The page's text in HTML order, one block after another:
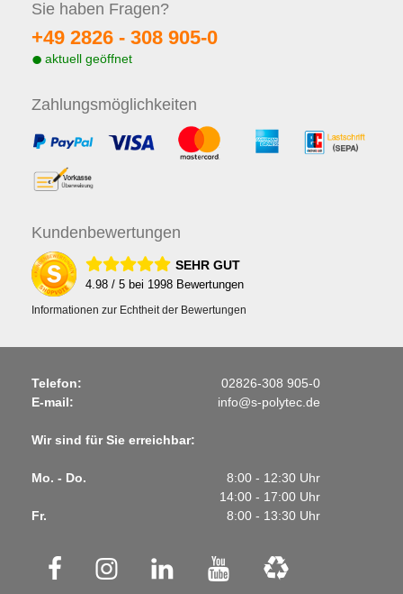
Sie haben Fragen?
+49 2826 - 308 905-0
aktuell geöffnet
Zahlungsmöglichkeiten
Kundenbewertungen
SEHR GUT
4.98 / 5 bei 1998 Bewertungen
Informationen zur Echtheit der Bewertungen
Telefon:
02826-308 905-0
E-mail:
info@s-polytec.de
Wir sind für Sie erreichbar:
Mo. - Do.
8:00 - 12:30 Uhr
14:00 - 17:00 Uhr
Fr.
8:00 - 13:30 Uhr